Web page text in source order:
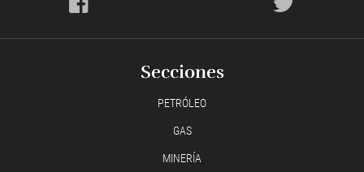
Secciones
PETRÓLEO
GAS
MINERÍA